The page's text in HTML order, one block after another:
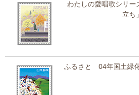
わたしの愛唱歌シリー
立ち」
ふるさと 04年国土緑化